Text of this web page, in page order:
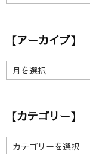
【アーカイブ】
ア
イ【カテゴリー】
【